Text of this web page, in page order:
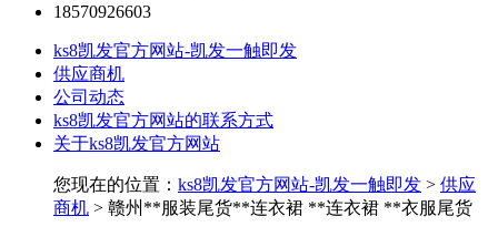
18570926603
ks8凯发官方网站-凯发一触即发
供应商机
公司动态
ks8凯发官方网站的联系方式
关于ks8凯发官方网站
您现在的位置： ks8凯发官方网站-凯发一触即发 > 供应
商机 > 赣州**服装尾货**连衣裙 **连衣裙 **衣服尾货